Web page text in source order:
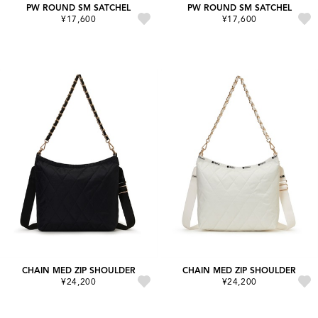
PW ROUND SM SATCHEL
¥17,600
PW ROUND SM SATCHEL
¥17,600
CHAIN MED ZIP SHOULDER
¥24,200
CHAIN MED ZIP SHOULDER
¥24,200